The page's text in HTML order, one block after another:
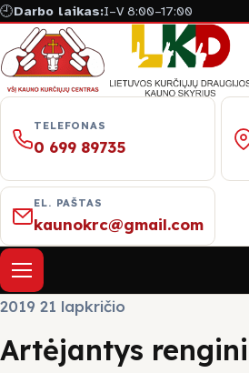
🕘Darbo laikas:I–V 8:00–17:00
TELEFONAS
0 699 89735
EL. PAŠTAS
kaunokrc@gmail.com
Atverti meniu
2019 21 lapkričio
Artėjantys